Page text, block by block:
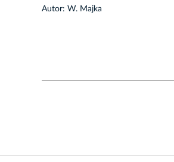
Autor: W. Majka